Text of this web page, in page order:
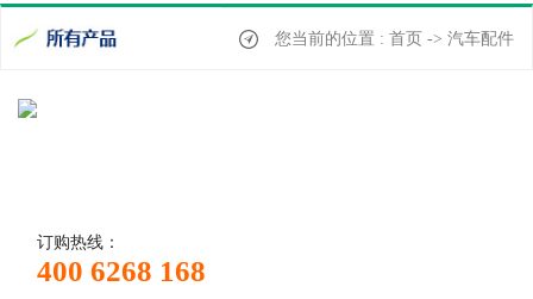
您当前的位置 : 首页 -> 汽车配件
订购热线：
400 6268 168